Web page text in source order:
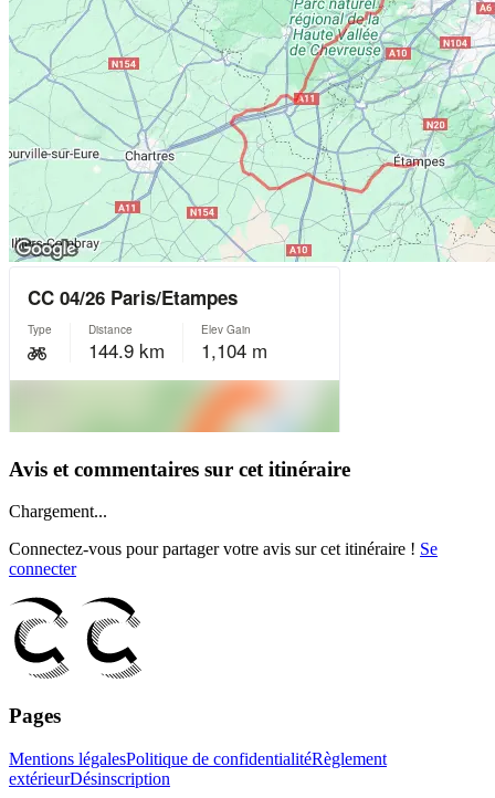
Avis et commentaires sur cet itinéraire
Chargement...
Connectez-vous pour partager votre avis sur cet itinéraire ! Se
connecter
Pages
Mentions légalesPolitique de confidentialitéRèglement
extérieurDésinscription